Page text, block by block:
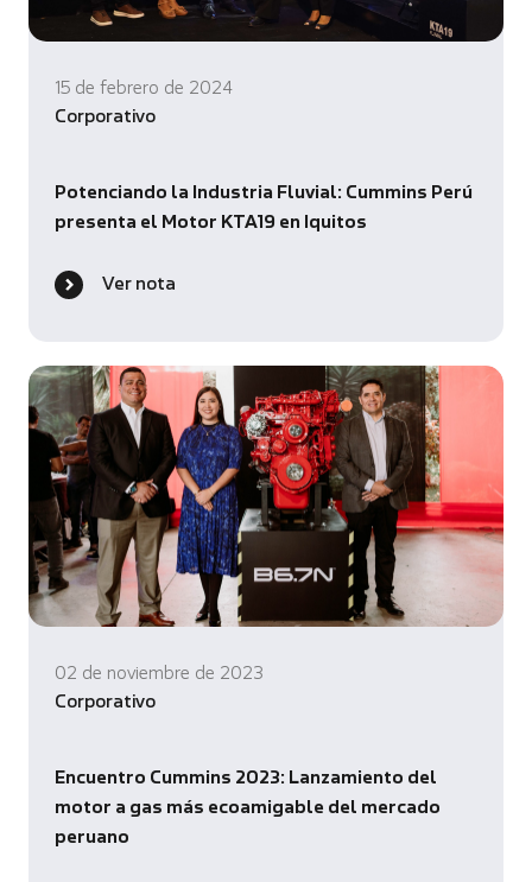
15 de febrero de 2024
Corporativo
Potenciando la Industria Fluvial: Cummins Perú
presenta el Motor KTA19 en Iquitos
Ver nota
02 de noviembre de 2023
Corporativo
Encuentro Cummins 2023: Lanzamiento del
motor a gas más ecoamigable del mercado
peruano